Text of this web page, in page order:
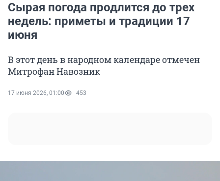
Сырая погода продлится до трех
недель: приметы и традиции 17
июня
В этот день в народном календаре отмечен
Митрофан Навозник
17 июня 2026, 01:00 453